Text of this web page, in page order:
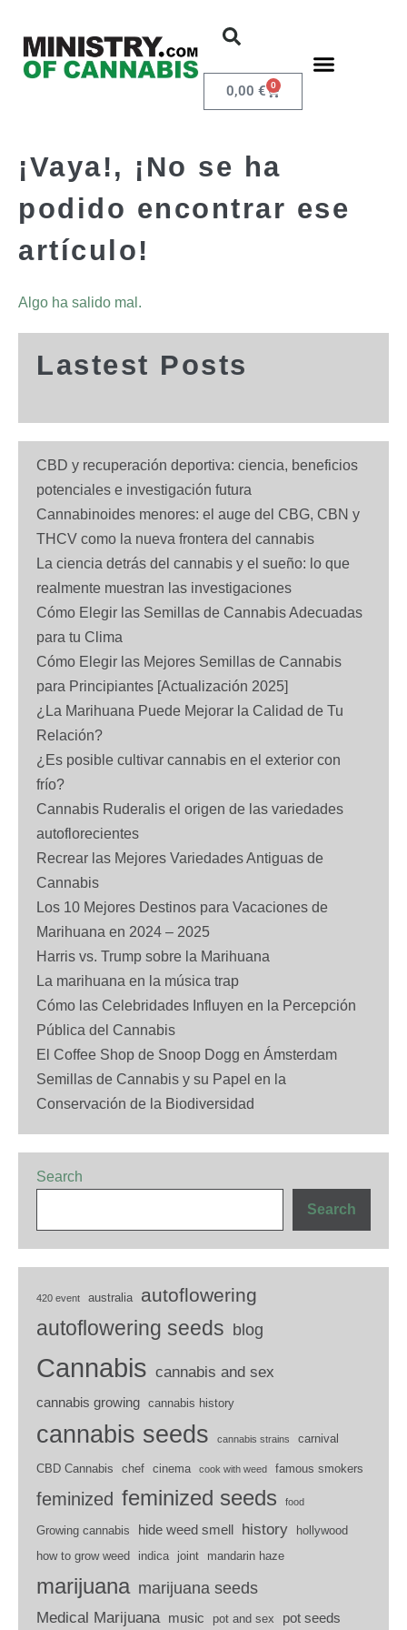
0,00 € 0
¡Vaya!, ¡No se ha
podido encontrar ese
artículo!
Algo ha salido mal.
Lastest Posts
CBD y recuperación deportiva: ciencia, beneficios
potenciales e investigación futura
Cannabinoides menores: el auge del CBG, CBN y
THCV como la nueva frontera del cannabis
La ciencia detrás del cannabis y el sueño: lo que
realmente muestran las investigaciones
Cómo Elegir las Semillas de Cannabis Adecuadas
para tu Clima
Cómo Elegir las Mejores Semillas de Cannabis
para Principiantes [Actualización 2025]
¿La Marihuana Puede Mejorar la Calidad de Tu
Relación?
¿Es posible cultivar cannabis en el exterior con
frío?
Cannabis Ruderalis el origen de las variedades
autoflorecientes
Recrear las Mejores Variedades Antiguas de
Cannabis
Los 10 Mejores Destinos para Vacaciones de
Marihuana en 2024 – 2025
Harris vs. Trump sobre la Marihuana
La marihuana en la música trap
Cómo las Celebridades Influyen en la Percepción
Pública del Cannabis
El Coffee Shop de Snoop Dogg en Ámsterdam
Semillas de Cannabis y su Papel en la
Conservación de la Biodiversidad
Search
Search
420 event australia autoflowering
autoflowering seeds blog
Cannabis cannabis and sex
cannabis growing cannabis history
cannabis seeds cannabis strains carnival
CBD Cannabis chef cinema cook with weed famous smokers
feminized feminized seeds food
Growing cannabis hide weed smell history
hollywood
how to grow weed
indica joint mandarin haze
marijuana marijuana seeds
Medical Marijuana
music pot and sex pot seeds